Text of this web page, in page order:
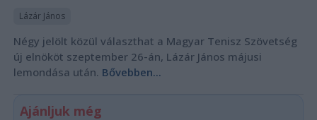
Lázár János
Négy jelölt közül választhat a Magyar Tenisz Szövetség
új elnököt szeptember 26-án, Lázár János májusi
lemondása után. Bővebben...
Ajánljuk még